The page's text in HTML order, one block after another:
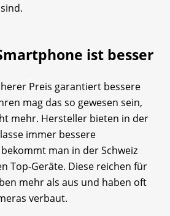
ist besser
Preis garantiert bessere
mag das so gewesen sein,
mehr. Hersteller bieten in der
immer bessere
man in der Schweiz
Top-Geräte. Diese reichen für
mehr als aus und haben oft
verbaut.